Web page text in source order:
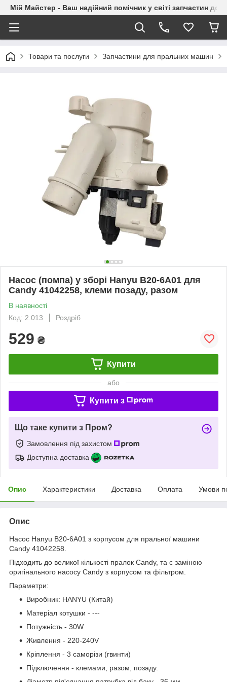
Мій Майстер - Ваш надійний помічник у світі запчастин до
Товари та послуги Запчастини для пральних машин
Насос (помпа) у зборі Hanyu B20-6A01 для
Candy 41042258, клеми позаду, разом
В наявності
Код: 2.013
Роздріб
529 ₴
Купити
або
Купити з
Що таке купити з Пром?
Замовлення під захистом
Доступна доставка
Опис Характеристики Доставка Оплата Умови
Опис
Насос Hanyu B20-6A01 з корпусом для пральної машини
Candy 41042258.
Підходить до великої кількості пралок Candy, та є заміною
оригінального насосу Candy з корпусом та фільтром.
Параметри:
Виробник: HANYU (Китай)
Матеріал котушки - ---
Потужність - 30W
Живлення - 220-240V
Кріплення - 3 саморізи (гвинти)
Підключення - клемами, разом, позаду.